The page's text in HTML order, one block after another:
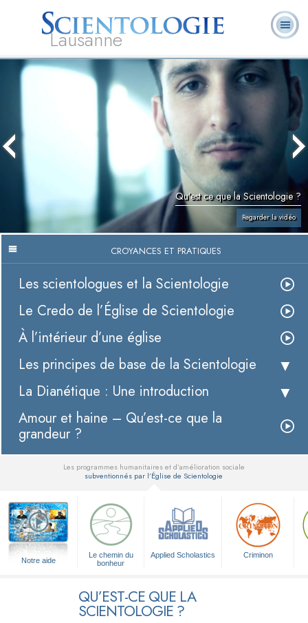
Lausanne
L. Ron Hubbard
Qu’est-ce que la
Scientologie ?
Ministres
volontaires
Foire aux
questions
Qu’est ce que la Scientologie ?
Regarder la vidéo
CROYANCES ET PRATIQUES
Les scientologues et la Scientologie
Le Credo de l’Église de Scientologie
À l’intérieur d’une église
Les principes de base de la Scientologie
La Dianétique : Une introduction
Amour et haine – Qu’est-ce que la
grandeur ?
Les programmes humanitaires et d’amélioration sociale
subventionnés par l’Église de Scientologie
Notre aide
Le chemin du
bonheur
Applied Scholastics Criminon
QU’EST-CE QUE LA
SCIENTOLOGIE ?